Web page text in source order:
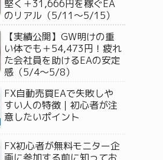
堅く＋31,666円を稼ぐEA
のリアル（5/11〜5/15）
【実績公開】GW明けの重
い体でも＋54,473円！疲れ
た会社員を助けるEAの安定
感（5/4〜5/8）
FX自動売買EAで失敗しや
すい人の特徴｜初心者が注
意したいポイント
FX初心者が無料モニター企